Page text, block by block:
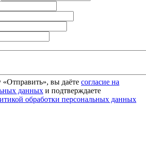
вы даёте согласие на
данных и подтверждаете
обработки персональных данных